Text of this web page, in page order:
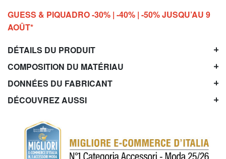
GUESS & PIQUADRO -30% | -40% | -50% JUSQU’AU 9
AOÛT*
DÉTAILS DU PRODUIT
COMPOSITION DU MATÉRIAU
DONNÉES DU FABRICANT
DÉCOUVREZ AUSSI